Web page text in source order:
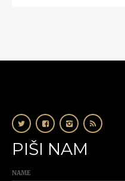
PIŠI NAM
NAME